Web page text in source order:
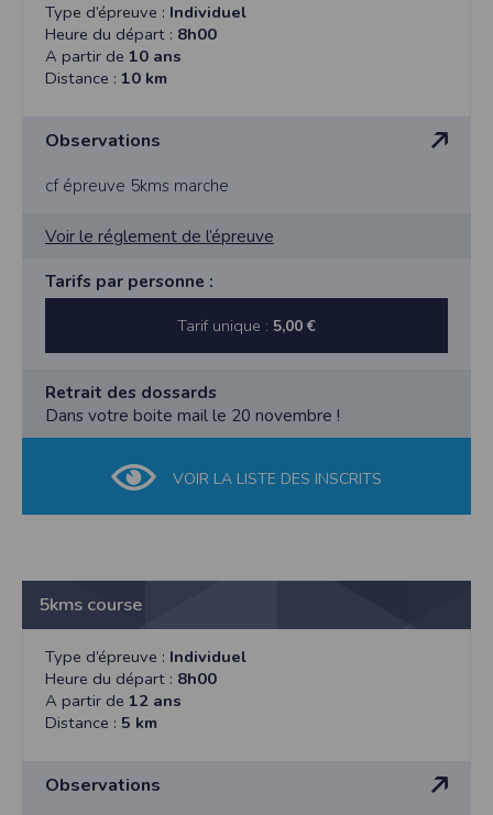
Type d’épreuve : Individuel
Heure du départ : 8h00
A partir de 10 ans
Distance : 10 km
Observations
cf épreuve 5kms marche
Voir le réglement de l’épreuve
Tarifs par personne :
Tarif unique : 5,00 €
Retrait des dossards
Dans votre boite mail le 20 novembre !
VOIR LA LISTE DES INSCRITS
5kms course
Type d’épreuve : Individuel
Heure du départ : 8h00
A partir de 12 ans
Distance : 5 km
Observations